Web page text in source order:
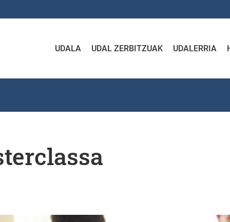
UDALA UDAL ZERBITZUAK UDALERRIA